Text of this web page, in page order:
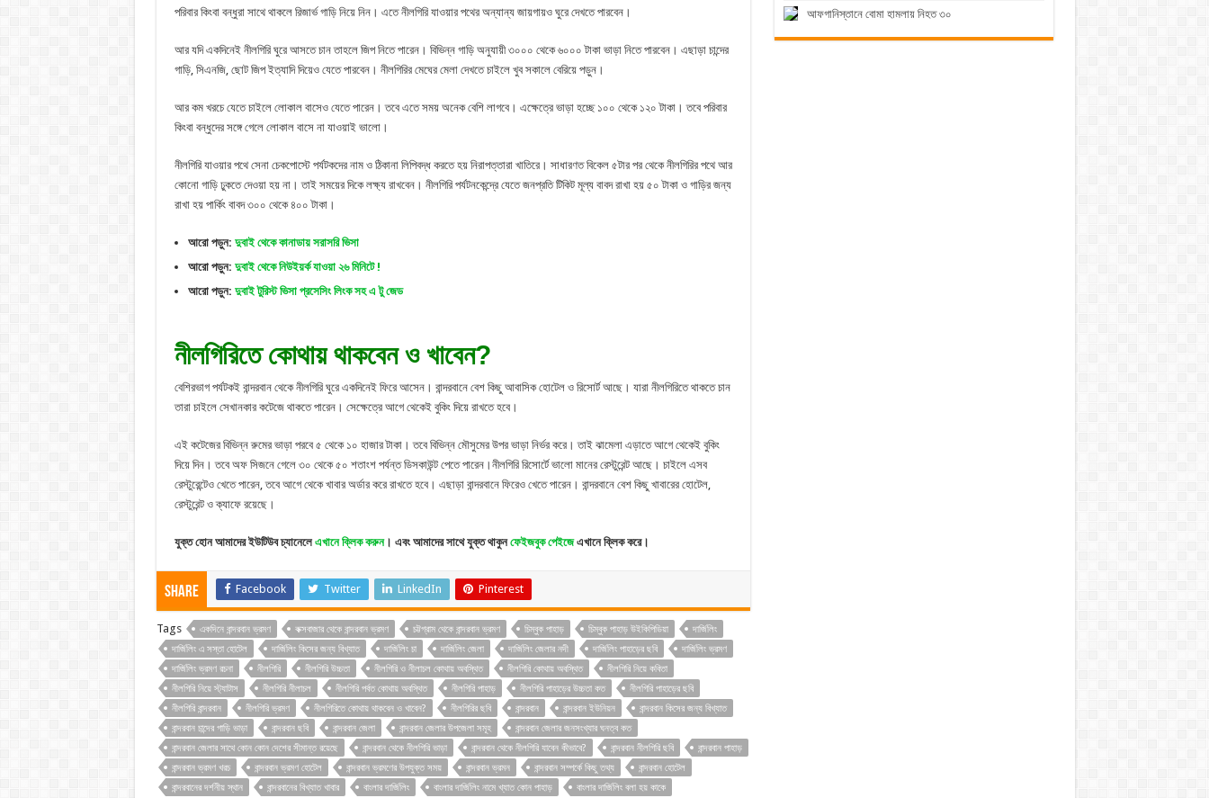
পরিবার কিংবা বন্ধুরা সাথে থাকলে রিজার্ভ গাড়ি নিয়ে নিন। এতে নীলগিরি যাওয়ার পথের অন্যান্য জায়গায়ও ঘুরে দেখতে পারবেন।
আর যদি একদিনেই নীলগিরি ঘুরে আসতে চান তাহলে জিপ নিতে পারেন। বিভিন্ন গাড়ি অনুযায়ী ৩০০০ থেকে ৬০০০ টাকা ভাড়া নিতে পারবেন। এছাড়া চান্দের
গাড়ি, সিএনজি, ছোট জিপ ইত্যাদি দিয়েও যেতে পারবেন। নীলগিরির মেঘের মেলা দেখতে চাইলে খুব সকালে বেরিয়ে পড়ুন।
আর কম খরচে যেতে চাইলে লোকাল বাসেও যেতে পারেন। তবে এতে সময় অনেক বেশি লাগবে। এক্ষেত্রে ভাড়া হচ্ছে ১০০ থেকে ১২০ টাকা। তবে পরিবার
কিংবা বন্ধুদের সঙ্গে গেলে লোকাল বাসে না যাওয়াই ভালো।
নীলগিরি যাওয়ার পথে সেনা চেকপোস্টে পর্যটকদের নাম ও ঠিকানা লিপিবদ্ধ করতে হয় নিরাপত্তারা খাতিরে। সাধারণত বিকেল ৫টার পর থেকে নীলগিরির পথে আর
কোনো গাড়ি ঢুকতে দেওয়া হয় না। তাই সময়ের দিকে লক্ষ্য রাখবেন। নীলগিরি পর্যটনকেন্দ্রে যেতে জনপ্রতি টিকিট মূল্য বাবদ রাখা হয় ৫০ টাকা ও গাড়ির জন্য
রাখা হয় পার্কিং বাবদ ৩০০ থেকে ৪০০ টাকা।
আরো পড়ুন: দুবাই থেকে কানাডায় সরাসরি ভিসা
আরো পড়ুন: দুবাই থেকে নিউইয়র্ক যাওয়া ২৬ মিনিটে !
আরো পড়ুন: দুবাই টুরিস্ট ভিসা প্রসেসিং লিংক সহ এ টু জেড
নীলগিরিতে কোথায় থাকবেন ও খাবেন?
বেশিরভাগ পর্যটকই বান্দরবান থেকে নীলগিরি ঘুরে একদিনেই ফিরে আসেন। বান্দরবানে বেশ কিছু আবাসিক হোটেল ও রিসোর্ট আছে। যারা নীলগিরিতে থাকতে চান
তারা চাইলে সেখানকার কটেজে থাকতে পারেন। সেক্ষেত্রে আগে থেকেই বুকিং দিয়ে রাখতে হবে।
এই কটেজের বিভিন্ন রুমের ভাড়া পরবে ৫ থেকে ১০ হাজার টাকা। তবে বিভিন্ন মৌসুমের উপর ভাড়া নির্ভর করে। তাই ঝামেলা এড়াতে আগে থেকেই বুকিং
দিয়ে দিন। তবে অফ সিজনে গেলে ৩০ থেকে ৫০ শতাংশ পর্যন্ত ডিসকাউন্ট পেতে পারেন।নীলগিরি রিসোর্টে ভালো মানের রেস্টুরেন্ট আছে। চাইলে এসব
রেস্টুরেন্টেও খেতে পারেন, তবে আগে থেকে খাবার অর্ডার করে রাখতে হবে। এছাড়া বান্দরবানে ফিরেও খেতে পারেন। বান্দরবানে বেশ কিছু খাবারের হোটেল,
রেস্টুরেন্ট ও ক্যাফে রয়েছে।
যুক্ত হোন আমাদের ইউটিউব চ্যানেলে এখানে ক্লিক করুন। এবং আমাদের সাথে যুক্ত থাকুনফেইজবুক পেইজেএখানে ক্লিক করে।
Share Facebook Twitter LinkedIn Pinterest
Tags একদিনে বান্দরবান ভ্রমণ কক্সবাজার থেকে বান্দরবান ভ্রমণ চট্টগ্রাম থেকে বান্দরবান ভ্রমণ চিম্বুক পাহাড় চিম্বুক পাহাড় উইকিপিডিয়া
দার্জিলিং
দার্জিলিং এ সস্তা হোটেল
দার্জিলিং কিসের জন্য বিখ্যাত দার্জিলিং চা দার্জিলিং জেলা দার্জিলিং জেলার নদী দার্জিলিং পাহাড়ের ছবি
দার্জিলিং ভ্রমণ
দার্জিলিং ভ্রমণ রচনা
নীলগিরি নীলগিরি উচ্চতা নীলগিরি ও নীলাচল কোথায় অবস্থিত নীলগিরি কোথায় অবস্থিত
নীলগিরি নিয়ে কবিতা
নীলগিরি নিয়ে স্ট্যাটাস
নীলগিরি নীলাচল নীলগিরি পর্বত কোথায় অবস্থিত নীলগিরি পাহাড় নীলগিরি পাহাড়ের উচ্চতা কত
নীলগিরি পাহাড়ের ছবি
নীলগিরি বান্দরবান
নীলগিরি ভ্রমণ নীলগিরিতে কোথায় থাকবেন ও খাবেন? নীলগিরির ছবি বান্দরবান বান্দরবান ইউনিয়ন
বান্দরবান কিসের জন্য বিখ্যাত
বান্দরবান চান্দের গাড়ি ভাড়া
বান্দরবান ছবি বান্দরবান জেলা বান্দরবান জেলার উপজেলা সমূহ
বান্দরবান জেলার জনসংখ্যার ঘনত্ব কত
বান্দরবান জেলার সাথে কোন কোন দেশের সীমান্ত রয়েছে
বান্দরবান থেকে নীলগিরি ভাড়া বান্দরবান থেকে নীলগিরি যাবেন কীভাবে? বান্দরবান নীলগিরি ছবি
বান্দরবান পাহাড়
বান্দরবান ভ্রমণ খরচ
বান্দরবান ভ্রমণ হোটেল বান্দরবান ভ্রমণের উপযুক্ত সময় বান্দরবান ভ্রমন বান্দরবান সম্পর্কে কিছু তথ্য
বান্দরবান হোটেল
বান্দরবানের দর্শনীয় স্থান
বান্দরবানের বিখ্যাত খাবার বাংলার দার্জিলিং বাংলার দার্জিলিং নামে খ্যাত কোন পাহাড় বাংলার দার্জিলিং বলা হয় কাকে
আফগানিস্তানে বোমা হামলায় নিহত ৩০